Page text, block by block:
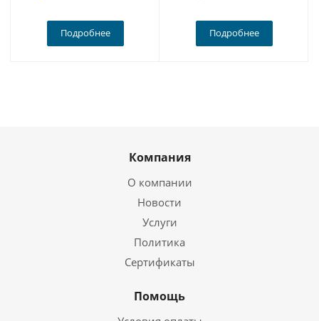
Подробнее Подробнее
Компания
О компании
Новости
Услуги
Политика
Сертификаты
Помощь